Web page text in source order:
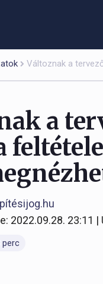
Változnak a
a
2022.09.28. 23:11
perc